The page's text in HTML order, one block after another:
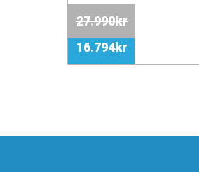
16.794kr
27.990kr